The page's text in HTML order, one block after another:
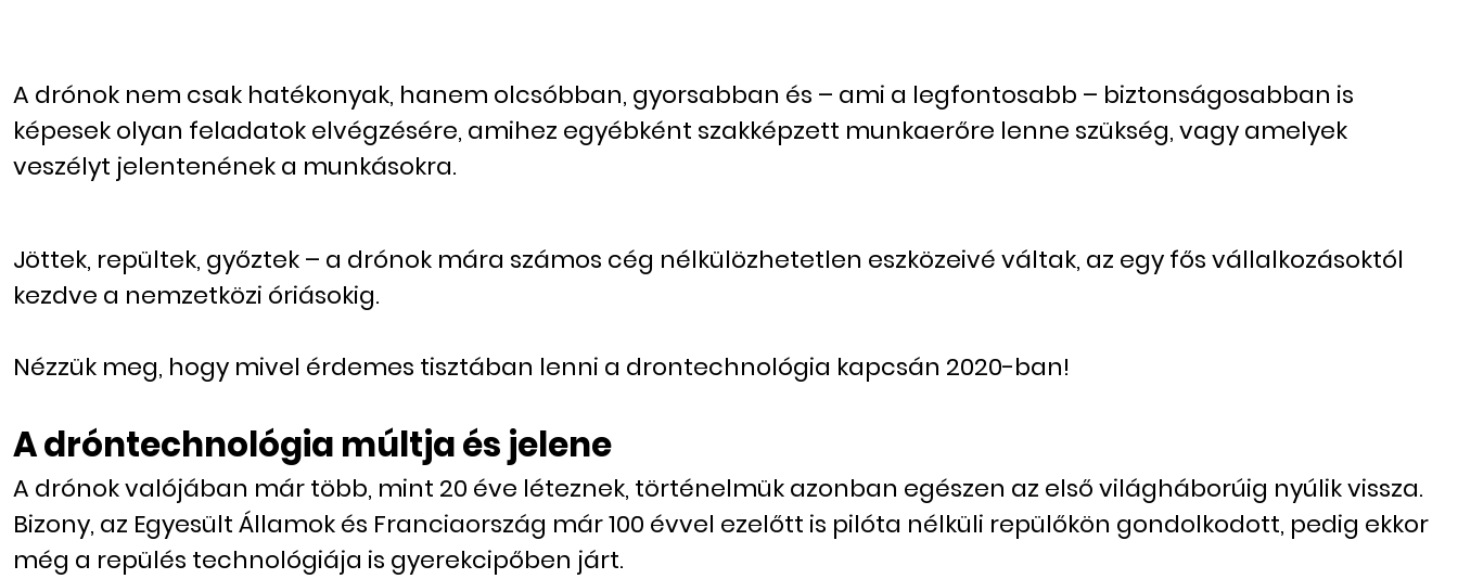
A drónok nem csak hatékonyak, hanem olcsóbban, gyorsabban és – ami a legfontosabb – biztonságosabban is
képesek olyan feladatok elvégzésére, amihez egyébként szakképzett munkaerőre lenne szükség, vagy amelyek
veszélyt jelentenének a munkásokra.
Jöttek, repültek, győztek – a drónok mára számos cég nélkülözhetetlen eszközeivé váltak, az egy fős vállalkozásoktól
kezdve a nemzetközi óriásokig.
Nézzük meg, hogy mivel érdemes tisztában lenni a drontechnológia kapcsán 2020-ban!
A dróntechnológia múltja és jelene
A drónok valójában már több, mint 20 éve léteznek, történelmük azonban egészen az első világháborúig nyúlik vissza.
Bizony, az Egyesült Államok és Franciaország már 100 évvel ezelőtt is pilóta nélküli repülőkön gondolkodott, pedig ekkor
még a repülés technológiája is gyerekcipőben járt.